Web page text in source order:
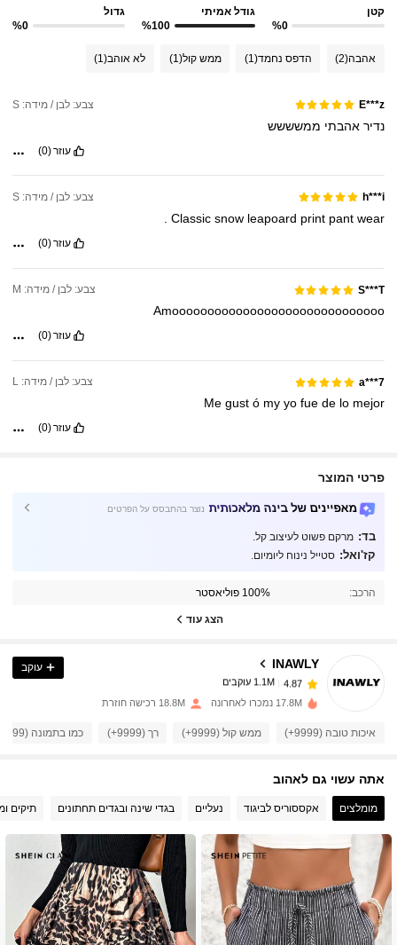
קטן
%0
גודל אמיתי
%100
גדול
%0
אהבה(2) הדפס נחמד(1) ממש קול(1) לא אוהב(1)
E***z צבע: לבן / מידה: S
נדיראהבתי ממשששש
עוזר(0)
h***i צבע: לבן / מידה: S
Classic snow leapoard print pant wear
עוזר(0)
S***T צבע: לבן / מידה: M
Amoooooooooooooooooooooooooooooo
עוזר(0)
a***7 צבע: לבן / מידה: L
Me gust ó my yo fue de lo mejor
עוזר(0)
פרטי המוצר
מאפיינים של בינה מלאכותית נוצר בהתבסס על הפרטים
בד: מרקם פשוט לעיצוב קל.
קז'ואל: סטייל נינוח ליומיום.
הרכב: 100% פוליאסטר
הצג עוד
INAWLY
1.1M עוקבים
e***2 שילם לפני יום אחד
4.87
4.87 1.1M עוקבים
4.87 1.1M עוקבים
עוקב
17.8M נמכרו לאחרונה 18.8M רכישה חוזרת
איכות טובה (9999+) ממש קול (9999+) רך (9999+) כמו בתמונה (9999+)
אתה עשוי גם לאהוב
מומלצים אקססוריס לביגוד נעליים בגדי שינה ובגדים תחתונים תיקים